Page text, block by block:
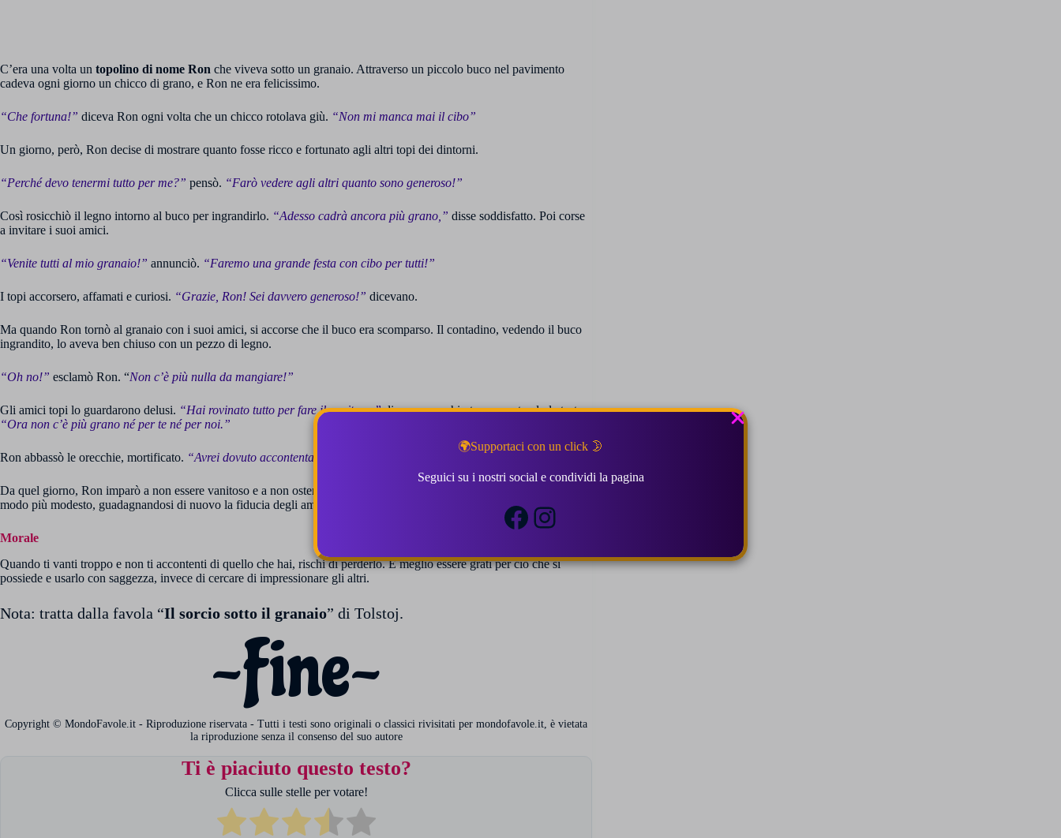
🌍Supportaci con un click 🌛
Seguici su i nostri social e condividi la pagina
Facebook
Instagram
C’era una volta un topolino di nome Ron che viveva sotto un granaio. Attraverso un piccolo buco nel pavimento
cadeva ogni giorno un chicco di grano, e Ron ne era felicissimo.
“Che fortuna!” diceva Ron ogni volta che un chicco rotolava giù. “Non mi manca mai il cibo”
Un giorno, però, Ron decise di mostrare quanto fosse ricco e fortunato agli altri topi dei dintorni.
“Perché devo tenermi tutto per me?” pensò. “Farò vedere agli altri quanto sono generoso!”
Così rosicchiò il legno intorno al buco per ingrandirlo. “Adesso cadrà ancora più grano,” disse soddisfatto. Poi corse
a invitare i suoi amici.
“Venite tutti al mio granaio!” annunciò. “Faremo una grande festa con cibo per tutti!”
I topi accorsero, affamati e curiosi. “Grazie, Ron! Sei davvero generoso!” dicevano.
Ma quando Ron tornò al granaio con i suoi amici, si accorse che il buco era scomparso. Il contadino, vedendo il buco
ingrandito, lo aveva ben chiuso con un pezzo di legno.
“Oh no!” esclamò Ron. “Non c’è più nulla da mangiare!”
Gli amici topi lo guardarono delusi. “Hai rovinato tutto per fare il vanitoso,”disse un vecchio topo scuotendo la testa.
“Ora non c’è più grano né per te né per noi.”
Ron abbassò le orecchie, mortificato. “Avrei dovuto accontentarmi di quello che avevo,” ammise.
Da quel giorno, Ron imparò a non essere vanitoso e a non ostentare ciò che possedeva. Si mise a cercare il cibo in
modo più modesto, guadagnandosi di nuovo la fiducia degli amici.
Morale
Quando ti vanti troppo e non ti accontenti di quello che hai, rischi di perderlo. È meglio essere grati per ciò che si
possiede e usarlo con saggezza, invece di cercare di impressionare gli altri.
Nota: tratta dalla favola “Il sorcio sotto il granaio” di Tolstoj.
~Fine~
Copyright © MondoFavole.it - Riproduzione riservata - Tutti i testi sono originali o classici rivisitati per mondofavole.it, è vietata
la riproduzione senza il consenso del suo autore
Ti è piaciuto questo testo?
Clicca sulle stelle per votare!